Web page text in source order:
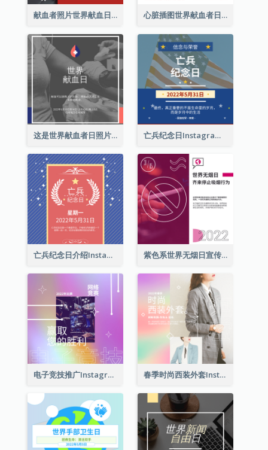
献血者照片世界献血日Instagram帖子 心脏插图世界献血者日Instagram帖子
这是世界献血者日照片Instagram帖子 亡兵纪念日Instagram帖子(附名言引用)
亡兵纪念日介绍Instagram帖子 紫色系世界无烟日宣传用Instagram帖子
电子竞技推广Instagram帖子 春季时尚西装外套Instagram帖子